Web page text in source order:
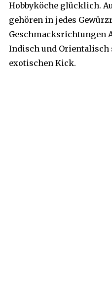
Hobbyköche glücklich.
gehören in jedes
Geschmacksrichtungen
Indisch und Orientalisch
exotischen Kick.